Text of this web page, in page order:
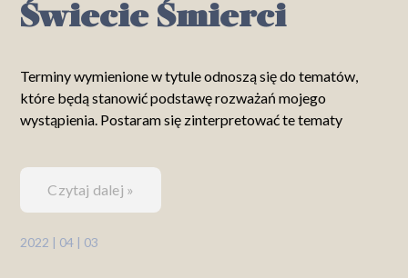
Świecie Śmierci
Terminy wymienione w tytule odnoszą się do tematów,
które będą stanowić podstawę rozważań mojego
wystąpienia. Postaram się zinterpretować te tematy
Czytaj dalej »
2022 | 04 | 03